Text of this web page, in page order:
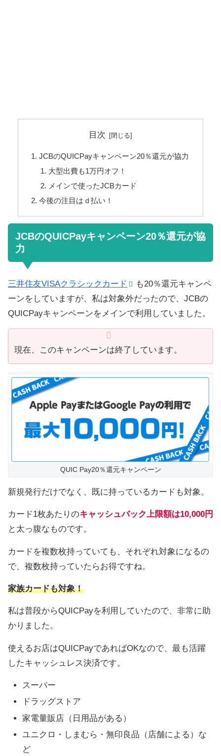
目次
JCBのQUICPayキャンペーン20％還元が協力
大型出費も1万円オフ！
メインで使ったJCBカード
今後の注目はｄ払い！
JCBのQUICPayキャンペーン20％還元が協
力
三井住友VISAクラシックカード
も20％還元キャンペ
ーンをしていますが、私は対象外だったので、JCBの
QUICPayキャンペーンをメインで利用していました。
現在、このキャンペーンは終了しています。
QUIC Pay20％還元キャンペーン
新規発行だけでなく、既に持っているカードも対象。
カード1枚あたりのキャッシュバック上限額は10,000円
と太っ腹なものです。
カードを複数枚持っていても、それぞれ対象になるの
で、複数枚持っていたらお得ですね。
家族カードも対象！
私は普段からQUICPayを利用していたので、非常に助
かりました。
使えるお店はQUICPayであればOKなので、最も活躍
したキャッシュレス決済です。
スーパー
ドラッグストア
家電量販店（日用品がある）
ユニクロ・しまむら・無印良品（店舗による）な
ど